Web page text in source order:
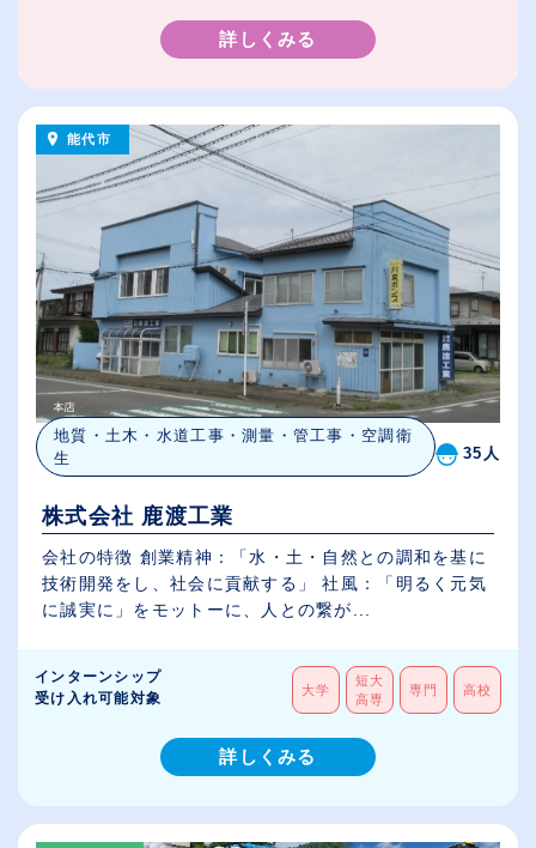
詳しくみる
能代市
地質・土木・水道工事・測量・管工事・空調衛
生
35人
株式会社 鹿渡工業
会社の特徴 創業精神：「水・土・自然との調和を基に
技術開発をし、社会に貢献する」 社風：「明るく元気
に誠実に」をモットーに、人との繋が...
インターンシップ
受け入れ可能対象
大学
短大
高専
専門 高校
詳しくみる